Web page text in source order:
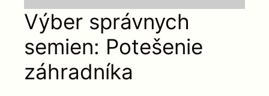
Výber správnych
semien: Potešenie
záhradníka